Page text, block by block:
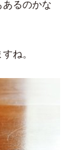
日本酒
あるのかな
ね。